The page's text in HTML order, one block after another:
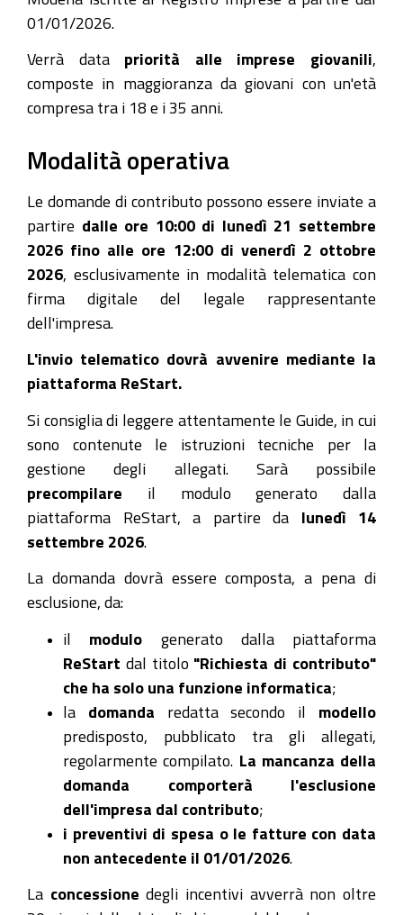
01/01/2026.
Verrà data priorità alle imprese giovanili
composte in maggioranza da giovani con un'età
compresa tra i 18 e i 35 anni.
Modalità operativa
Le domande di contributo possono essere inviate a
partire dalle ore 10:00 di lunedì 21 settembre
2026 fino alle ore 12:00 di venerdì 2 ottobre
2026 , esclusivamente in modalità telematica con
firma digitale del legale rappresentante
dell'impresa.
L'invio telematico dovrà avvenire mediante la
piattaforma ReStart.
Si consiglia di leggere attentamente le Guide, in cui
sono contenute le istruzioni tecniche per la
gestione degli allegati. Sarà possibile
precompilare il modulo generato dalla
piattaforma ReStart, a partire da lunedì 14
settembre 2026
La domanda dovrà essere composta, a pena di
esclusione, da:
il modulo generato dalla piattaforma
ReStart dal titolo "Richiesta di contributo"
che ha solo una funzione informatica;
la domanda redatta secondo il modello
predisposto, pubblicato tra gli allegati,
regolarmente compilato. La mancanza della
domanda comporterà l'esclusione
dell'impresa dal contributo;
i preventivi di spesa o le fatture con data
non antecedente il 01/01/2026
La concessione degli incentivi avverrà non oltre